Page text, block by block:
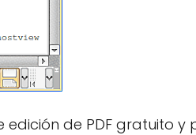
de PDF gratuito y